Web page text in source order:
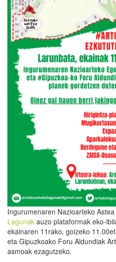
Ingurumenaren Nazioarteko
Lagunak auzo plataformak eko-
ekainaren 11rako, goizeko
eta Gipuzkoako Foru Aldundiak
asmoak ezagutzeko.